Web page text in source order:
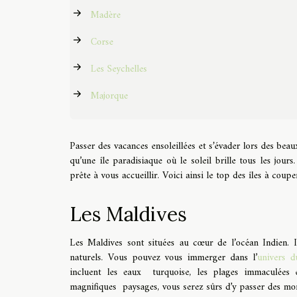
Madère
Corse
Les Seychelles
Majorque
Passer des vacances ensoleillées et s’évader lors des
qu’une île paradisiaque où le soleil brille tous les
prête à vous accueillir. Voici ainsi le top des îles à
Les Maldives
Les Maldives sont situées au cœur de l’océan
naturels. Vous pouvez vous immerger dans l’univers
incluent les eaux turquoise, les plages
magnifiques paysages, vous serez sûrs d’y passer des